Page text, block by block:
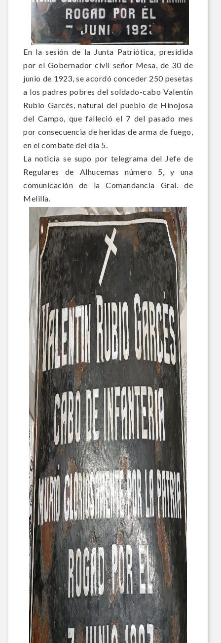
En la sesión de la Junta Patriótica, presidida
por el Gobernador civil señor Mesa, de 30 de
junio de 1923, se acordó conceder 250 pesetas
a los padres pobres del soldado-cabo Valentín
Rubio Garcés, natural del pueblo de Hinojosa
del Campo, que falleció el 7 del pasado mes
por consecuencia de heridas de arma de fuego,
en el combate del día 5.
La noticia se supo por telegrama del Jefe de
Regulares de Alhucemas número 5, y una
comunicación de la Comandancia Gral. de
Melilla.